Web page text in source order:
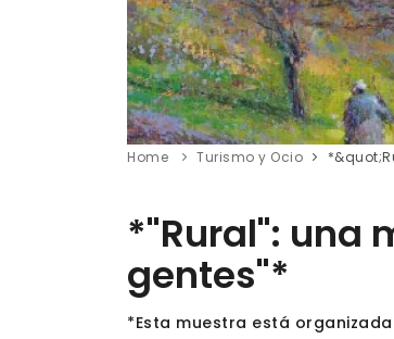
Home Turismo y Ocio
*"Rural": una
gentes"*
*Esta muestra está